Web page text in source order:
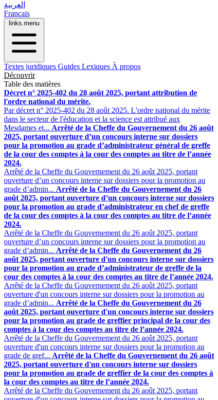
العربية
Français
links.menu
Textes juridiques Guides Lexiques À propos
Découvrir
Table des matières
Décret n° 2025-402 du 28 août 2025, portant attribution de
l'ordre national du mérite.
Par décret n° 2025-402 du 28 août 2025. L'ordre national du mérite
dans le secteur de l'éducation et la science est attribué aux
Mesdames et... Arrêté de la Cheffe du Gouvernement du 26 août
2025, portant ouverture d’un concours interne sur dossiers
pour la promotion au grade d’administrateur général de greffe
de la cour des comptes à la cour des comptes au titre de l’année
2024.
Arrêté de la Cheffe du Gouvernement du 26 août 2025, portant
ouverture d’un concours interne sur dossiers pour la promotion au
grade d’admin... Arrêté de la Cheffe du Gouvernement du 26
août 2025, portant ouverture d’un concours interne sur dossiers
pour la promotion au grade d’administrateur en chef de greffe
de la cour des comptes à la cour des comptes au titre de l’année
2024.
Arrêté de la Cheffe du Gouvernement du 26 août 2025, portant
ouverture d’un concours interne sur dossiers pour la promotion au
grade d’admin... Arrêté de la Cheffe du Gouvernement du 26
août 2025, portant ouverture d'un concours interne sur dossiers
pour la promotion au grade d’administrateur de greffe de la
cour des comptes à la cour des comptes au titre de l’année 2024.
Arrêté de la Cheffe du Gouvernement du 26 août 2025, portant
ouverture d'un concours interne sur dossiers pour la promotion au
grade d’admin... Arrêté de la Cheffe du Gouvernement du 26
août 2025, portant ouverture d'un concours interne sur dossiers
pour la promotion au grade de greffier principal de la cour des
comptes à la cour des comptes au titre de l’année 2024.
Arrêté de la Cheffe du Gouvernement du 26 août 2025, portant
ouverture d'un concours interne sur dossiers pour la promotion au
grade de gref... Arrêté de la Cheffe du Gouvernement du 26 août
2025, portant ouverture d'un concours interne sur dossiers
pour la promotion au grade de greffier de la cour des comptes à
la cour des comptes au titre de l’année 2024.
Arrêté de la Cheffe du Gouvernement du 26 août 2025, portant